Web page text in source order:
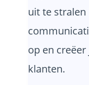
uit te stralen
op en
klanten.